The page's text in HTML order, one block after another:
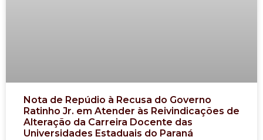
Nota de Repúdio à Recusa do Governo
Ratinho Jr. em Atender às Reivindicações de
Alteração da Carreira Docente das
Universidades Estaduais do Paraná